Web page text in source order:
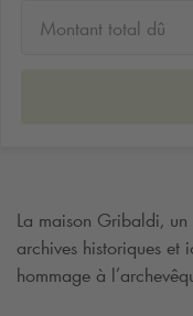
Montant total dû
La maison Gribaldi,
archives historiques et
hommage à